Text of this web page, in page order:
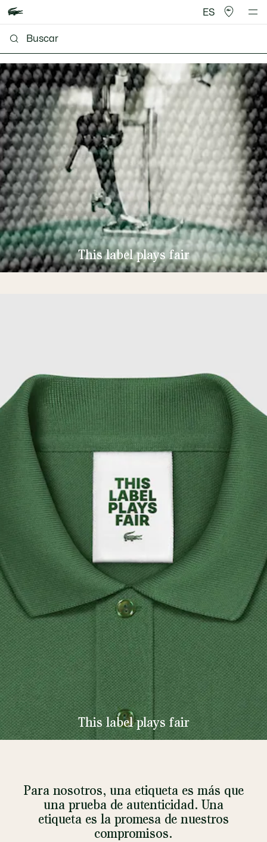
ES
This label plays fair
This label plays fair
Para nosotros, una etiqueta es más que
una prueba de autenticidad. Una
etiqueta es la promesa de nuestros
compromisos.